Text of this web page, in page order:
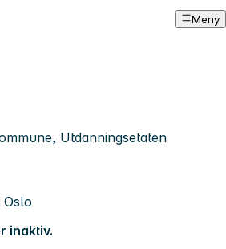
Meny
Utdanningsetaten
Oslo
inaktiv.